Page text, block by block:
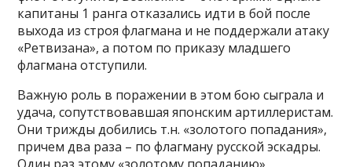
капитаны 1 ранга отказались идти в бой после
выхода из строя флагмана и не поддержали атаку
«Ретвизана», а потом по приказу младшего
флагмана отступили.
Важную роль в поражении в этом бою сыграла и
удача, сопутствовавшая японским артиллеристам.
Они трижды добились т.н. «золотого попадания»,
причем два раза – по флагману русской эскадры.